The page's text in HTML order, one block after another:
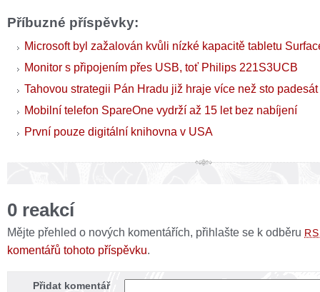
Příbuzné příspěvky:
Microsoft byl zažalován kvůli nízké kapacitě tabletu
Monitor s připojením přes USB, toť Philips 221S3UCB
Tahovou strategii Pán Hradu již hraje více než sto
Mobilní telefon SpareOne vydrží až 15 let bez nabíjení
První pouze digitální knihovna v USA
0 reakcí
Mějte přehled o nových komentářích, přihlašte se k odběru
komentářů tohoto příspěvku.
Přidat komentář